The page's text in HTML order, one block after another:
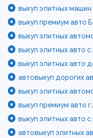
выкуп элитных
выкуп премиум авто
выкуп элитных
выкуп элитных авто
выкуп элитных авто
автовыкуп дорогих
выкуп элитных
выкуп премиум авто
выкуп элитных авто
автовыкуп элитных